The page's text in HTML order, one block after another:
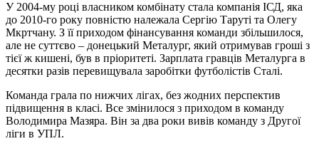
У 2004-му році власником комбінату стала компанія ІСД, яка
до 2010-го року повністю належала Сергію Таруті та Олегу
Мкртчану. З її приходом фінансування команди збільшилося,
але не суттєво – донецький Металург, який отримував гроші з
тієї ж кишені, був в пріоритеті. Зарплата гравців Металурга в
десятки разів перевищувала заробітки футболістів Сталі.
Команда грала по нижчих лігах, без жодних перспектив
підвищення в класі. Все змінилося з приходом в команду
Володимира Мазяра. Він за два роки вивів команду з Другої
ліги в УПЛ.